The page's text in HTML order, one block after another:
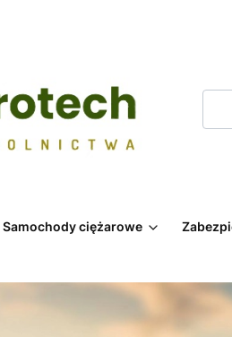
Samochody ciężarowe